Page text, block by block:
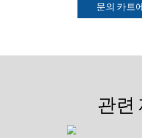
문의 카트
관련